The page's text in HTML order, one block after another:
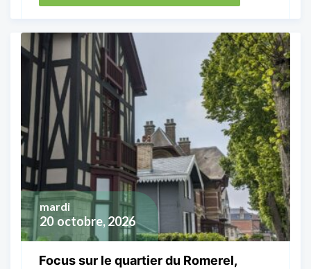
20 octobre, 2026
mardi
Focus sur le quartier du Romerel,